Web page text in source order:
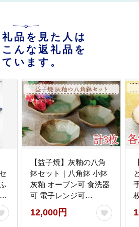
品を見た人は
んな返礼品を
ています。
【益子焼】灰釉の八角
鉢セット｜八角鉢 小鉢
灰釉 オーブン可 食洗器
可 電子レンジ可
（AH006）
12,000円